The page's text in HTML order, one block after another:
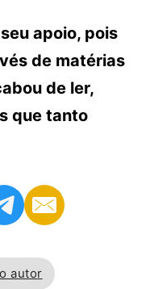
apoio, pois
de matérias
de ler,
que tanto
autor